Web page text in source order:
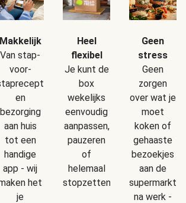
Makkelijk
Van stap-
voor-
en
bezorging
aan huis
tot een
handige
app - wij
het
je
Heel
flexibel
Je kunt de
box
wekelijks
eenvoudig
aanpassen,
pauzeren
of
helemaal
stopzetten.
Geen
stress
Geen
zorgen
over wat je
moet
koken of
gehaaste
bezoekjes
aan de
supermarkt
na werk -